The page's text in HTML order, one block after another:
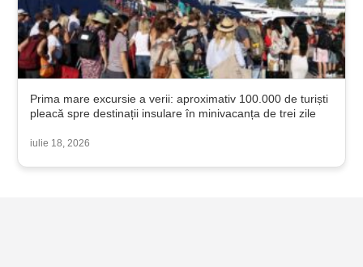
Prima mare excursie a verii: aproximativ 100.000 de turiști
pleacă spre destinații insulare în minivacanța de trei zile
iulie 18, 2026